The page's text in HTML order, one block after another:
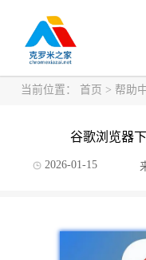
当前位置： 首页 > 帮助
谷歌浏览器
2026-01-15